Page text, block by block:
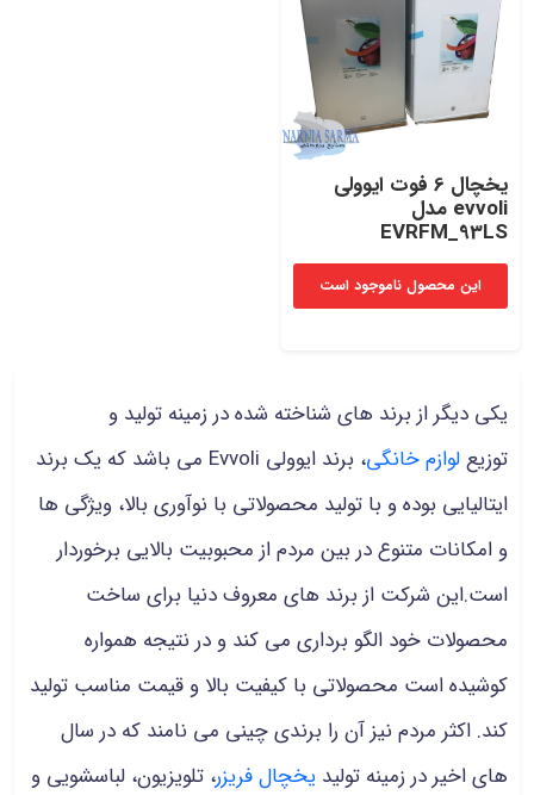
یخچال 6 فوت ایوولی
evvoli مدل
EVRFM_93LS
این محصول ناموجود است
یکی دیگر از برند های شناخته شده در زمینه تولید و
توزیعلوازم خانگی
، برند ایوولی Evvoli می باشد که یک برند
ایتالیایی بوده و با تولید محصولاتی با نوآوری بالا، ویژگی ها
و امکانات متنوع در بین مردم از محبوبیت بالایی برخوردار
است.این شرکت از برند های معروف دنیا برای ساخت
محصولات خود الگو برداری می کند و در نتیجه همواره
کوشیده است محصولاتی با کیفیت بالا و قیمت مناسب تولید
کند. اکثر مردم نیز آن را برندی چینی می نامند که در سال
های اخیر در زمینه تولید یخچال فریزر، تلویزیون، لباسشویی و